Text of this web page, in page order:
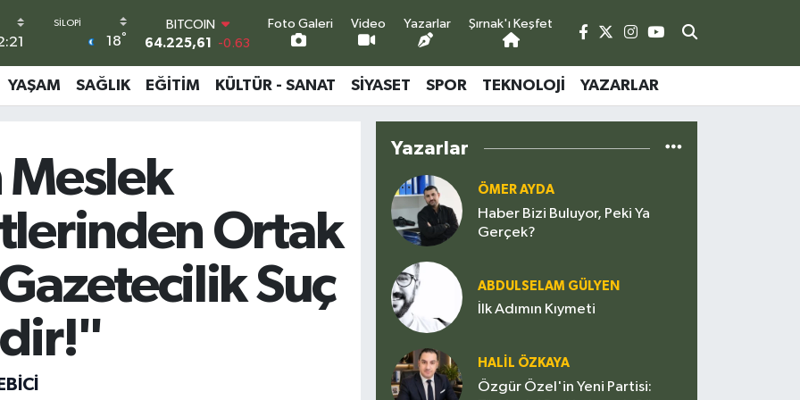
18°
DOLAR
47,6704
0
55,0406
-0.08
6510.40
BİST100
13.799
64.225,61
-0.63
Foto Galeri Video Yazarlar Şırnak'ı Keşfet
YAŞAM SAĞLIK EĞITIM KÜLTÜR - SANAT SIYASET SPOR TEKNOLOJI YAZARLAR
Meslek
Ortak
Suç
Yazarlar
ÖMER AYDA
Haber Bizi Buluyor, Peki Ya
Gerçek?
ABDULSELAM GÜLYEN
İlk Adımın Kıymeti
HALIL ÖZKAYA
Özgür Özel'in Yeni Partisi: